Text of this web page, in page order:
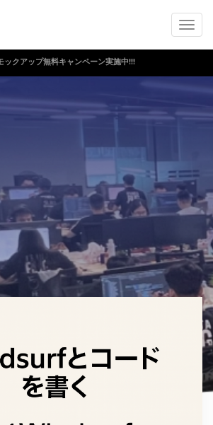
ックアップ無料キャンペーン実施中!!!